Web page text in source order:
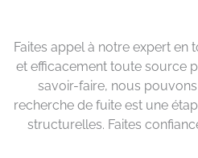
Faites appel à notre expert
et efficacement toute source
savoir-faire, nous
recherche de fuite est une
structurelles. Faites